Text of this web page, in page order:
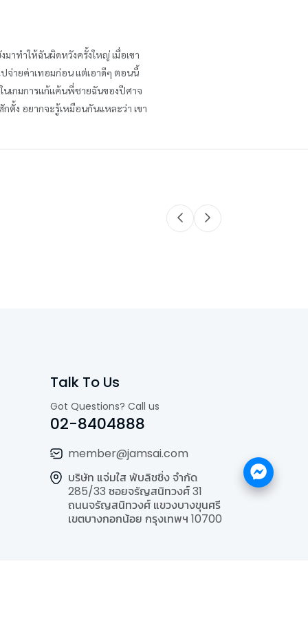
าทำให้ฉันผิดหวังครั้งใหญ่ เมื่อเขา
ปจ่ายค่าเทอมก่อน แต่เอาดีๆ ตอนนี้
นเกมการแก้แค้นพี่ชายฉันของปีศาจ
ตั้ง อยากจะรู้เหมือนกันแหละว่า เขา
Talk To Us
Got Questions? Call us
02-8404888
member@jamsai.com
บริษัท แจ่มใส พับลิชชิ่ง จำกัด
285/33 ซอยจรัญสนิทวงศ์ 31
ถนนจรัญสนิทวงศ์ แขวงบางขุนศรี
เขตบางกอกน้อย กรุงเทพฯ 10700